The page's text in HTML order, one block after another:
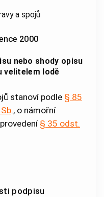
a spojů
2000
nebo shody opisu
velitelem lodě
stanoví podle § 85
., o námořní
§ 35 odst.
podpisu